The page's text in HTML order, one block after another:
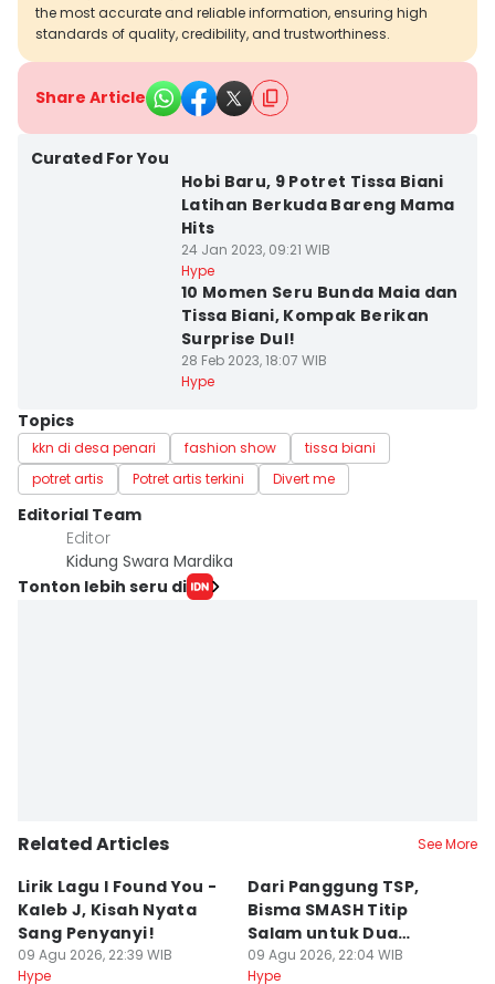
the most accurate and reliable information, ensuring high
standards of quality, credibility, and trustworthiness.
Share Article
Curated For You
Hobi Baru, 9 Potret Tissa Biani
Latihan Berkuda Bareng Mama
Hits
24 Jan 2023, 09:21 WIB
Hype
10 Momen Seru Bunda Maia dan
Tissa Biani, Kompak Berikan
Surprise Dul!
28 Feb 2023, 18:07 WIB
Hype
Topics
kkn di desa penari fashion show
tissa biani
potret artis
Potret artis terkini Divert me
Editorial Team
Editor
Kidung Swara Mardika
Tonton lebih seru di
Related Articles See More
Lirik Lagu I Found You -
Kaleb J, Kisah Nyata
Sang Penyanyi!
09 Agu 2026, 22:39 WIB
Hype
Dari Panggung TSP,
Bisma SMASH Titip
Salam untuk Dua
Mantan Member
09 Agu 2026, 22:04 WIB
Hype